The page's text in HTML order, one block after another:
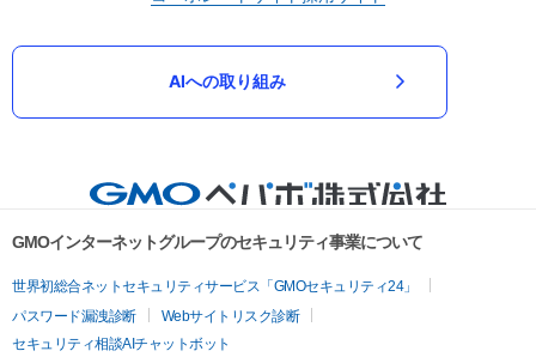
AIへの取り組み
GMOインターネットグループのセキュリティ事業について
世界初総合ネットセキュリティサービス「GMOセキュリティ24」
パスワード漏洩診断
Webサイトリスク診断
セキュリティ相談AIチャットボット